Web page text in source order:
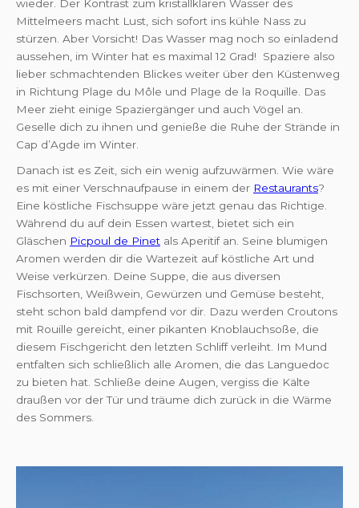
wieder. Der Kontrast zum kristallklaren Wasser des
Mittelmeers macht Lust, sich sofort ins kühle Nass zu
stürzen. Aber Vorsicht! Das Wasser mag noch so einladend
aussehen, im Winter hat es maximal 12 Grad! Spaziere also
lieber schmachtenden Blickes weiter über den Küstenweg
in Richtung Plage du Môle und Plage de la Roquille. Das
Meer zieht einige Spaziergänger und auch Vögel an.
Geselle dich zu ihnen und genieße die Ruhe der Strände in
Cap d’Agde im Winter.
Danach ist es Zeit, sich ein wenig aufzuwärmen. Wie wäre
es mit einer Verschnaufpause in einem der Restaurants?
Eine köstliche Fischsuppe wäre jetzt genau das Richtige.
Während du auf dein Essen wartest, bietet sich ein
Gläschen Picpoul de Pinet als Aperitif an. Seine blumigen
Aromen werden dir die Wartezeit auf köstliche Art und
Weise verkürzen. Deine Suppe, die aus diversen
Fischsorten, Weißwein, Gewürzen und Gemüse besteht,
steht schon bald dampfend vor dir. Dazu werden Croutons
mit Rouille gereicht, einer pikanten Knoblauchsoße, die
diesem Fischgericht den letzten Schliff verleiht. Im Mund
entfalten sich schließlich alle Aromen, die das Languedoc
zu bieten hat. Schließe deine Augen, vergiss die Kälte
draußen vor der Tür und träume dich zurück in die Wärme
des Sommers.